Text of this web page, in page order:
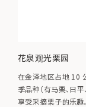
花泉观光栗园
在金泽地区占地 10
季品种（有马栗、日
享受采摘栗子的乐趣。 2024 年开放日期] 9 月 14 日（星期六）至 10 月